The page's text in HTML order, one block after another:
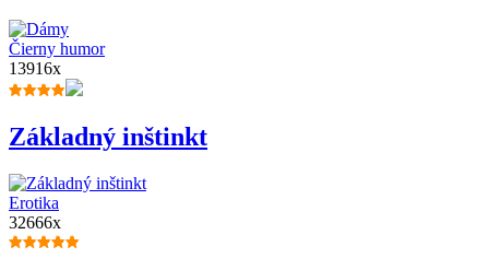
Čierny humor
13916x
Základný inštinkt
Erotika
32666x